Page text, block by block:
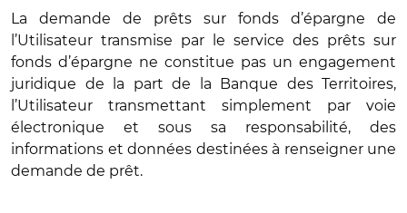
La demande de prêts sur fonds d’épargne de
l’Utilisateur transmise par le service des prêts sur
fonds d’épargne ne constitue pas un engagement
juridique de la part de la Banque des Territoires,
l’Utilisateur transmettant simplement par voie
électronique et sous sa responsabilité, des
informations et données destinées à renseigner une
demande de prêt.